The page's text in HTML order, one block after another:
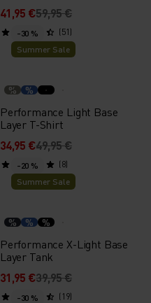
41,95 €59,95 €
(51)
-30 %
Summer Sale
% %
Performance Light Base
Layer T-Shirt
34,95 €49,95 €
(8)
-20 %
Summer Sale
% % %
Performance X-Light Base
Layer Tank
31,95 €39,95 €
(19)
-30 %